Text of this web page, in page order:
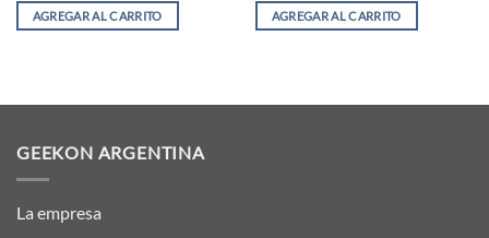
AGREGAR AL CARRITO AGREGAR AL CARRITO
GEEKON ARGENTINA
La empresa